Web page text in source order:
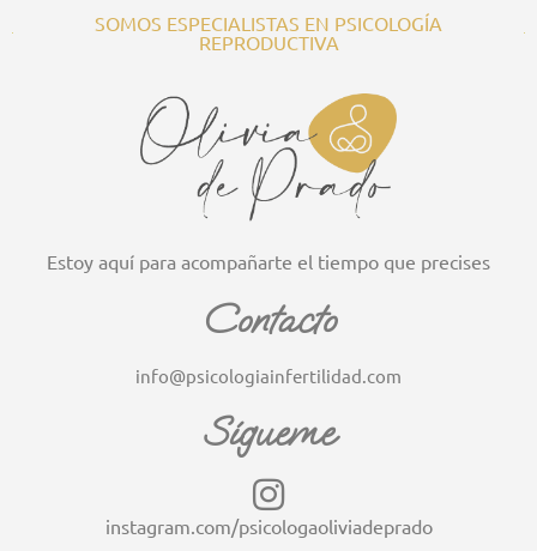
SOMOS ESPECIALISTAS EN PSICOLOGÍA
REPRODUCTIVA
Estoy aquí para acompañarte el tiempo que precises
Contacto
info@psicologiainfertilidad.com
Sígueme
instagram.com/psicologaoliviadeprado